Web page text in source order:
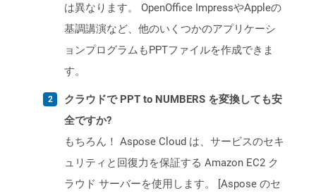
は異なります。 OpenOffice ImpressやAppleの
基調講演など、他のいくつかのアプリケーシ
ョンプログラムもPPTファイルを作成できま
す。
クラウドで PPT to NUMBERS を変換しても安
全ですか?
もちろん！ Aspose Cloud は、サービスのセキ
ュリティと回復力を保証する Amazon EC2 ク
ラウド サーバーを使用します。 [Aspose のセ